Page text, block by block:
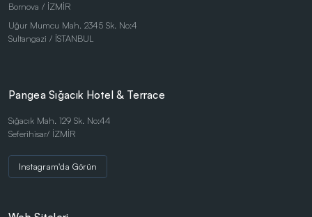
Gift Set - Personal Products
Kırtasiye Ürünleri
Kristal ve Ödül Ürünleri
Table Sets
Masaüstü Ürünler
Metal Tükenmez - Roller Kalemler
Bornova / İZMİR
Uğur Mumcu Mah. 2345 Sk. No:4
Sultangazi / İSTANBUL
Pangea Sığacık Hotel & Terrace
Sığacık Mah. 129 Sk. No:44
Seferihisar/ İZMİR
Instagram'da Görün